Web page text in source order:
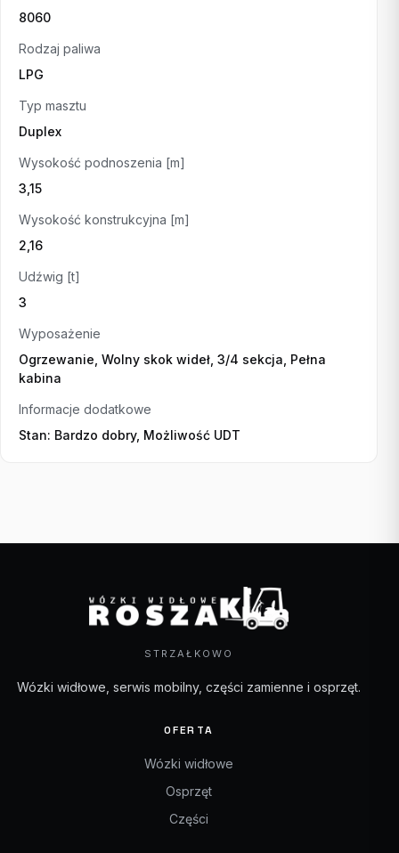
8060
Rodzaj paliwa
LPG
Typ masztu
Duplex
Wysokość podnoszenia [m]
3,15
Wysokość konstrukcyjna [m]
2,16
Udźwig [t]
3
Wyposażenie
Ogrzewanie, Wolny skok wideł, 3/4 sekcja, Pełna
kabina
Informacje dodatkowe
Stan: Bardzo dobry, Możliwość UDT
STRZAŁKOWO
Wózki widłowe, serwis mobilny, części zamienne i osprzęt.
OFERTA
Wózki widłowe
Osprzęt
Części